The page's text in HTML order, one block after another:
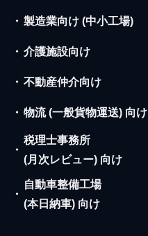
・ 製造業向け (中小工場)
・ 介護施設向け
・ 不動産仲介向け
・ 物流 (一般貨物運送) 向け
・
税理士事務所
(月次レビュー) 向け
・
自動車整備工場
(本日納車) 向け